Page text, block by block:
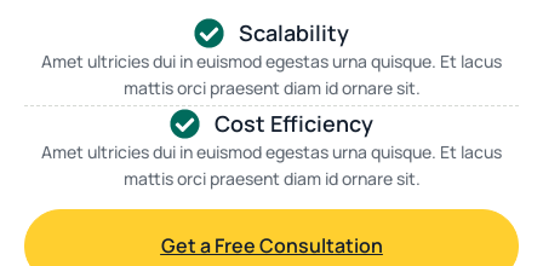
Scalability
Amet ultricies dui in euismod egestas urna quisque. Et lacus
mattis orci praesent diam id ornare sit.
Cost Efficiency
Amet ultricies dui in euismod egestas urna quisque. Et lacus
mattis orci praesent diam id ornare sit.
Get a Free Consultation